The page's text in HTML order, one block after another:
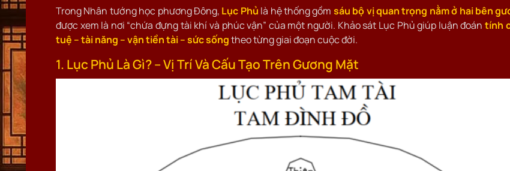
Trong Nhân tướng học phương Đông, Lục Phủ là hệ thống gồm sáu bộ vị quan trọng nằm ở hai bên
được xem là nơi “chứa đựng tài khí và phúc vận” của một người. Khảo sát Lục Phủ giúp luận đoán tính
tuệ – tài năng – vận tiền tài – sức sốngtheo từng giai đoạn cuộc đời.
1. Lục Phủ Là Gì? – Vị Trí Và Cấu Tạo Trên Gương Mặt